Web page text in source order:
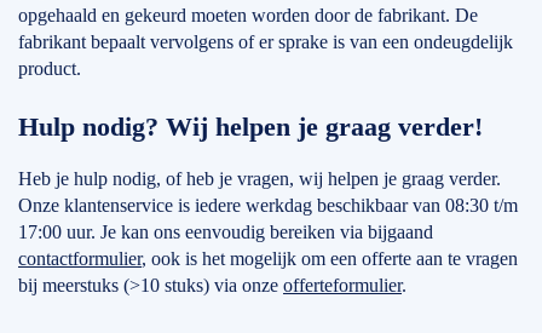
opgehaald en gekeurd moeten worden door de fabrikant. De
fabrikant bepaalt vervolgens of er sprake is van een ondeugdelijk
product.
Hulp nodig? Wij helpen je graag verder!
Heb je hulp nodig, of heb je vragen, wij helpen je graag verder.
Onze klantenservice is iedere werkdag beschikbaar van 08:30 t/m
17:00 uur. Je kan ons eenvoudig bereiken via bijgaand
contactformulier, ook is het mogelijk om een offerte aan te vragen
bij meerstuks (>10 stuks) via onze offerteformulier.